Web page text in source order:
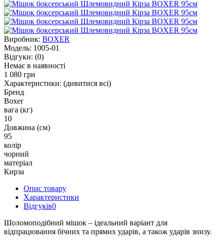
Виробник: BOXER
Модель: 1005-01
Відгуки: (0)
Немає в наявності
1 080 грн
Характеристики: (дивитися всі)
Бренд
Boxer
вага (кг)
10
Довжина (см)
95
колір
чорний
матеріал
Кирза
Опис товару
Характеристики
Відгуків0
Шоломоподібний мішок – ідеальний варіант для
відпрацювання бічних та прямих ударів, а також ударів знизу.